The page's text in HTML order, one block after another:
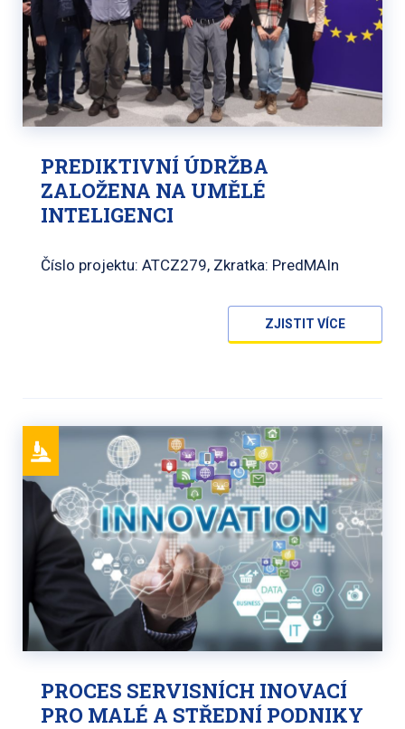
PREDIKTIVNÍ ÚDRŽBA
ZALOŽENA NA UMĚLÉ
INTELIGENCI
Číslo projektu: ATCZ279, Zkratka: PredMAIn
ZJISTIT VÍCE
PROCES SERVISNÍCH INOVACÍ
PRO MALÉ A STŘEDNÍ PODNIKY